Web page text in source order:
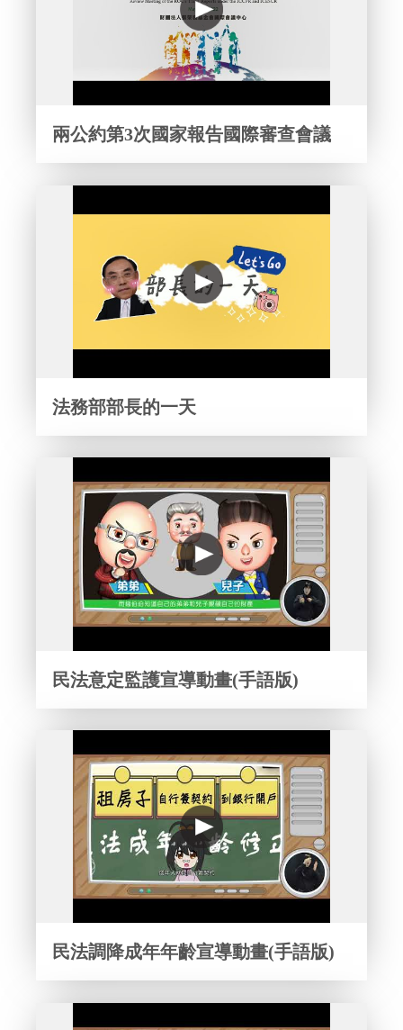
兩公約第3次國家報告國際審查會議
法務部部長的一天
民法意定監護宣導動畫(手語版)
民法調降成年年齡宣導動畫(手語版)